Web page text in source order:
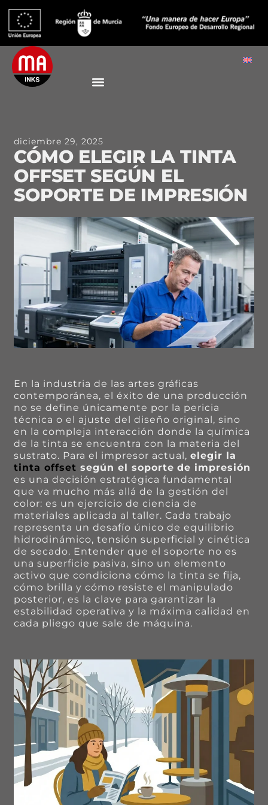
diciembre 29, 2025
CÓMO ELEGIR LA TINTA
OFFSET SEGÚN EL
SOPORTE DE IMPRESIÓN
En la industria de las artes gráficas
contemporánea, el éxito de una producción
no se define únicamente por la pericia
técnica o el ajuste del diseño original, sino
en la compleja interacción donde la química
de la tinta se encuentra con la materia del
sustrato. Para el impresor actual,elegir la
tinta offset según el soporte de impresión
es una decisión estratégica fundamental
que va mucho más allá de la gestión del
color: es un ejercicio de ciencia de
materiales aplicada al taller. Cada trabajo
representa un desafío único de equilibrio
hidrodinámico, tensión superficial y cinética
de secado. Entender que el soporte no es
una superficie pasiva, sino un elemento
activo que condiciona cómo la tinta se fija,
cómo brilla y cómo resiste el manipulado
posterior, es la clave para garantizar la
estabilidad operativa y la máxima calidad en
cada pliego que sale de máquina.